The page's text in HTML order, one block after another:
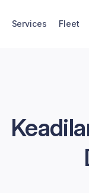
Services Fleet